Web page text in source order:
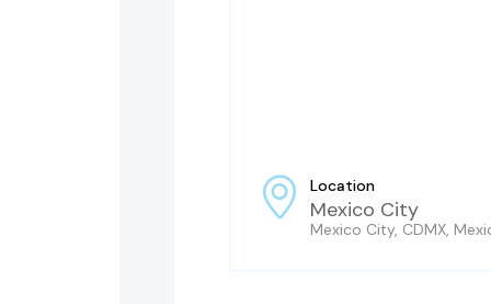
Location
Mexico City
Mexico City, CDMX,